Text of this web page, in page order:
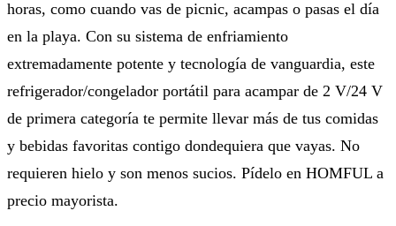
horas, como cuando vas de picnic, acampas o pasas el día
en la playa. Con su sistema de enfriamiento
extremadamente potente y tecnología de vanguardia, este
refrigerador/congelador portátil para acampar de 2 V/24 V
de primera categoría te permite llevar más de tus comidas
y bebidas favoritas contigo dondequiera que vayas. No
requieren hielo y son menos sucios. Pídelo en HOMFUL a
precio mayorista.